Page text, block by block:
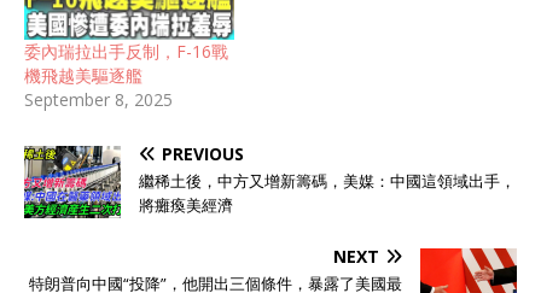
委內瑞拉出手反制，F-16戰
機飛越美驅逐艦
September 8, 2025
PREVIOUS
繼稀土後，中方又增新籌碼，美媒：中國這領域出手，
將癱瘓美經濟
NEXT
特朗普向中國“投降”，他開出三個條件，暴露了美國最